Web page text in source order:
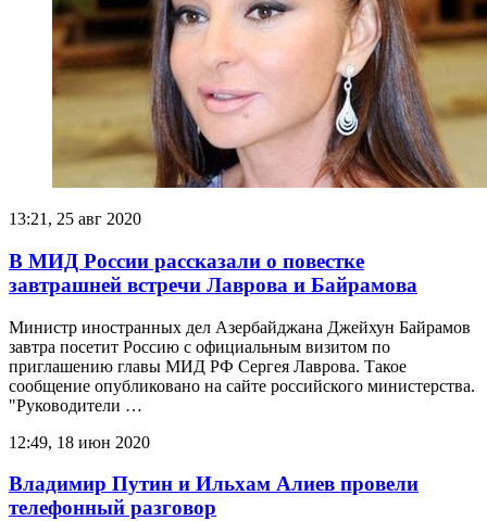
13:21, 25 авг 2020
В МИД России рассказали о повестке
завтрашней встречи Лаврова и Байрамова
Министр иностранных дел Азербайджана Джейхун Байрамов
завтра посетит Россию с официальным визитом по
приглашению главы МИД РФ Сергея Лаврова. Такое
сообщение опубликовано на сайте российского министерства.
"Руководители …
12:49, 18 июн 2020
Владимир Путин и Ильхам Алиев провели
телефонный разговор